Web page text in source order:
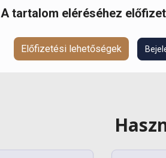
A tartalom eléréséhez
Előfizetési lehetőségek